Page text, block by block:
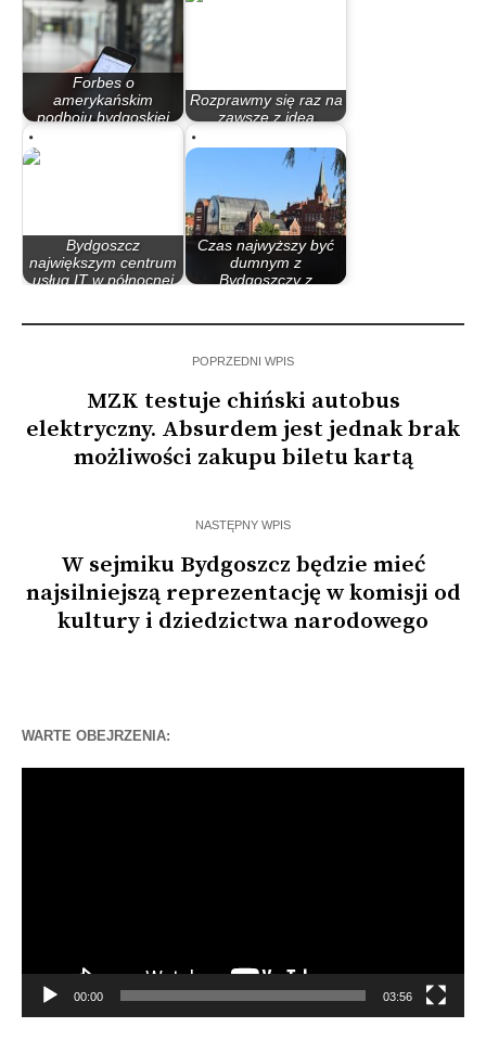
Forbes o
amerykańskim
podboju bydgoskiej
Rozprawmy się raz na
zawsze z ideą
Bydgoszcz
największym centrum
usług IT w północnej
Czas najwyższy być
dumnym z
Bydgoszczy z
POPRZEDNI WPIS
MZK testuje chiński autobus
elektryczny. Absurdem jest jednak brak
możliwości zakupu biletu kartą
NASTĘPNY WPIS
W sejmiku Bydgoszcz będzie mieć
najsilniejszą reprezentację w komisji od
kultury i dziedzictwa narodowego
WARTE OBEJRZENIA:
00:00 03:56